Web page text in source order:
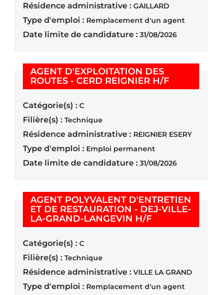
Résidence administrative : GAILLARD
Type d'emploi : Remplacement d'un agent
Date limite de candidature : 31/08/2026
AGENT D'EXPLOITATION DES
ROUTES - CERD REIGNIER H/F(Nouvelle
Catégorie(s) : C
Filière(s) : Technique
Résidence administrative : REIGNIER ESERY
Type d'emploi : Emploi permanent
Date limite de candidature : 31/08/2026
AGENT POLYVALENT D'ENTRETIEN
ET DE RESTAURATION - DEJ-VILLE-
LA-GRAND-LANGEVIN H/F(Nouvelle
Catégorie(s) : C
Filière(s) : Technique
Résidence administrative : VILLE LA GRAND
Type d'emploi : Remplacement d'un agent